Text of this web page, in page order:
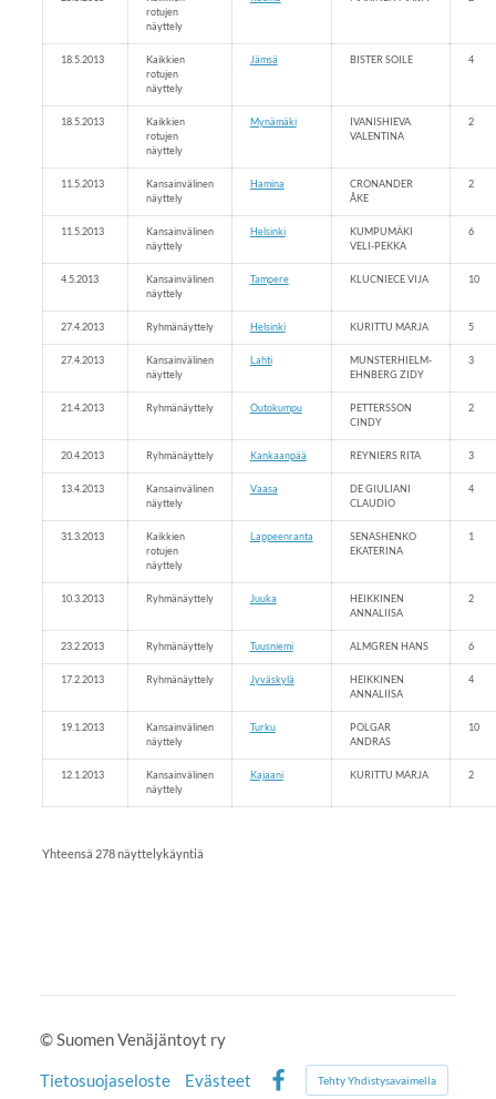
rotujen
näyttely
18.5.2013
Kaikkien
rotujen
näyttely
Jämsä BISTER SOILE 4
18.5.2013
Kaikkien
rotujen
näyttely
Mynämäki
IVANISHIEVA
VALENTINA
2
11.5.2013
Kansainvälinen
näyttely
Hamina
CRONANDER
ÅKE
2
11.5.2013
Kansainvälinen
näyttely
Helsinki
KUMPUMÄKI
VELI-PEKKA
6
4.5.2013
Kansainvälinen
näyttely
Tampere KLUCNIECE VIJA 10
27.4.2013 Ryhmänäyttely Helsinki KURITTU MARJA 5
27.4.2013
Kansainvälinen
näyttely
Lahti
MUNSTERHIELM-
EHNBERG ZIDY
3
21.4.2013 Ryhmänäyttely Outokumpu
PETTERSSON
CINDY
2
20.4.2013 Ryhmänäyttely Kankaanpää REYNIERS RITA 3
13.4.2013
Kansainvälinen
näyttely
Vaasa
DE GIULIANI
CLAUDIO
4
31.3.2013
Kaikkien
rotujen
näyttely
Lappeenranta
SENASHENKO
EKATERINA
1
10.3.2013 Ryhmänäyttely Juuka
HEIKKINEN
ANNALIISA
2
23.2.2013 Ryhmänäyttely Tuusniemi ALMGREN HANS 6
17.2.2013 Ryhmänäyttely Jyväskylä
HEIKKINEN
ANNALIISA
4
19.1.2013
Kansainvälinen
näyttely
Turku
POLGAR
ANDRAS
10
12.1.2013
Kansainvälinen
näyttely
Kajaani KURITTU MARJA 2
Yhteensä 278 näyttelykäyntiä
©Suomen Venäjäntoyt ry
Tietosuojaseloste
Evästeet
Tehty Yhdistysavaimella